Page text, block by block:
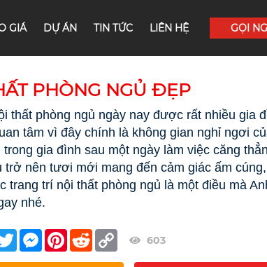
GIÁ DỰ ÁN TIN TỨC LIÊN HỆ GỌI
PHÒNG NGỦ ĐẸP
thất phòng ngủ ngày nay được rất nhiều gia
tâm vì đây chính là không gian nghỉ ngơi
trong gia đình sau một ngày làm việc căng
trở nên tươi mới mang đến cảm giác ấm
trang trí nội thất phòng ngủ là một điều mà
nhé.
TwitterMessenger
Pinterest
Reddit Copy
Link
603